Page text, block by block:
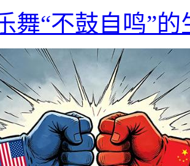
舞“不鼓自鸣”